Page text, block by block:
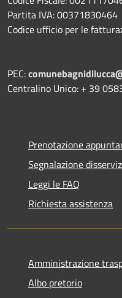
Partita IVA: 00371830464
Codice ufficio per le
PEC:
Centralino Unico: + 39
Prenotazione
Segnalazione
Leggi le FAQ
Richiesta assistenza
Amministrazione
Albo pretorio